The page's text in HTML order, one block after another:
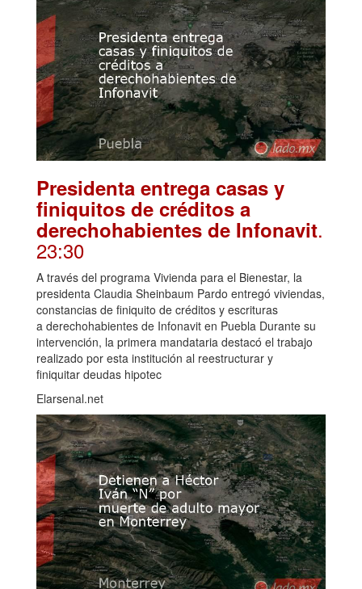
Presidenta entrega casas y
finiquitos de créditos a
derechohabientes de Infonavit.
23:30
A través del programa Vivienda para el Bienestar, la
presidenta Claudia Sheinbaum Pardo entregó viviendas,
constancias de finiquito de créditos y escrituras
a derechohabientes de Infonavit en Puebla Durante su
intervención, la primera mandataria destacó el trabajo
realizado por esta institución al reestructurar y
finiquitar deudas hipotec
Elarsenal.net